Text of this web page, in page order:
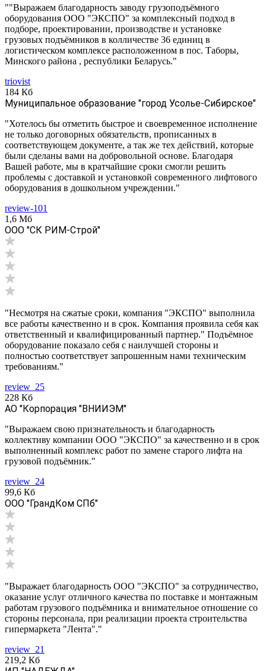
""Выражаем благодарность заводу грузоподъёмного
оборудования ООО "ЭКСПО" за комплексный подход в
подборе, проектировании, производстве и установке
грузовых подъёмников в колличестве 36 единиц в
логистическом комплексе расположенном в пос. Таборы,
Минского района , республики Беларусь."
triovist
184 Кб
Муниципальное образование "город Усолье-Сибирское"
"Хотелось бы отметить быстрое и своевременное исполнение
не только договорных обязательств, прописанных в
соответствующем документе, а так же тех действий, которые
были сделаны вами на добровольной основе. Благодаря
Вашей работе, мы в кратчайшие сроки смогли решить
проблемы с доставкой и установкой современного лифтового
оборудования в дошкольном учреждении."
review-101
1,6 Мб
ООО "СК РИМ-Строй"
"Несмотря на сжатые сроки, компания "ЭКСПО" выполнила
все работы качественно и в срок. Компания проявила себя как
ответственный и квалифицированный партнер." Подъёмное
оборудование показало себя с наилучшей стороны и
полностью соответствует запрошенным нами техническим
требованиям."
review_25
228 Кб
АО "Корпорация "ВНИИЭМ"
"Выражаем свою признательность и благодарность
коллективу компании ООО "ЭКСПО" за качественно и в срок
выполненный комплекс работ по замене старого лифта на
грузовой подъёмник."
review_24
99,6 Кб
ООО "ГрандКом СПб"
"Выражает благодарность ООО "ЭКСПО" за сотрудничество,
оказание услуг отличного качества по поставке и монтажным
работам грузового подъёмника и внимательное отношение со
стороны персонала, при реализации проекта строительства
гипермаркета "Лента"."
review_21
219,2 Кб